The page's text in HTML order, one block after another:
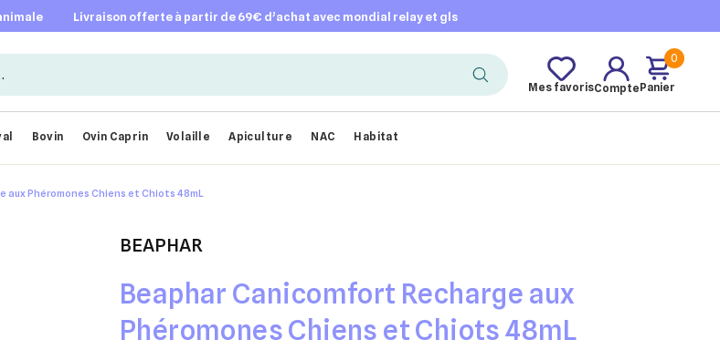
livraison offerte à partir de 69€ d’achat avec mondial relay et gls
Mes favorisCompte
0
Panier
Bovin Ovin Caprin Volaille Apiculture NAC Habitat
Phéromones Chiens et Chiots 48mL
BEAPHAR
Beaphar Canicomfort Recharge aux
Phéromones Chiens et Chiots 48mL